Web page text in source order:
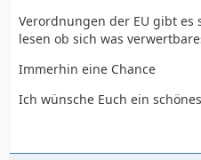
Verordnungen der EU gibt es
lesen ob sich was
Immerhin eine Chance
Ich wünsche Euch ein